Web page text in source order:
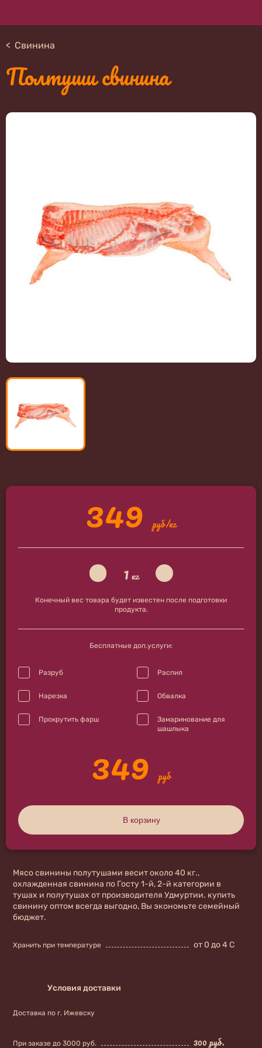
Свинина
Полтуши свинина
Мясо свинины полутушами весит около 40 кг.,
охлажденная свинина по Госту 1-й, 2-й категории в
тушах и полутушах от производителя Удмуртии. купить
свинину оптом всегда выгодно, Вы экономьте семейный
бюджет.
Хранить при температуре от 0 до 4 С
Условия доставки
Доставка по г. Ижевску
При заказе до 3000 руб. 300 руб.
349 руб/кг
1 кг
Конечный вес товара будет известен после подготовки
продукта.
Бесплатные доп.услуги:
Разруб Распил
Нарезка Обвалка
Прокрутить фарш
Замаринование для
шашлыка
349 руб
В корзину